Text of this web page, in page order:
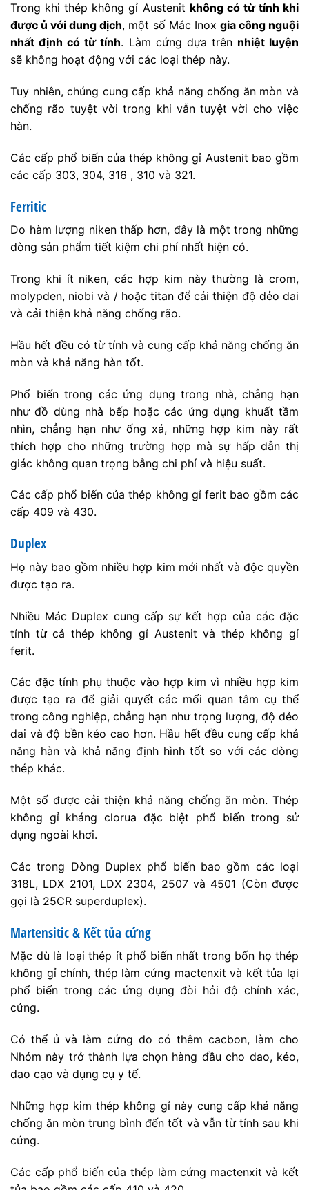
Trong khi thép không gỉ Austenit không có từ tính khi
được ủ với dung dịch, một số Mác Inox gia công nguội
nhất định có từ tính. Làm cứng dựa trên nhiệt luyện
sẽ không hoạt động với các loại thép này.
Tuy nhiên, chúng cung cấp khả năng chống ăn mòn và
chống rão tuyệt vời trong khi vẫn tuyệt vời cho việc
hàn.
Các cấp phổ biến của thép không gỉ Austenit bao gồm
các cấp 303, 304, 316 , 310 và 321.
Ferritic
Do hàm lượng niken thấp hơn, đây là một trong những
dòng sản phẩm tiết kiệm chi phí nhất hiện có.
Trong khi ít niken, các hợp kim này thường là crom,
molypden, niobi và / hoặc titan để cải thiện độ dẻo dai
và cải thiện khả năng chống rão.
Hầu hết đều có từ tính và cung cấp khả năng chống ăn
mòn và khả năng hàn tốt.
Phổ biến trong các ứng dụng trong nhà, chẳng hạn
như đồ dùng nhà bếp hoặc các ứng dụng khuất tầm
nhìn, chẳng hạn như ống xả, những hợp kim này rất
thích hợp cho những trường hợp mà sự hấp dẫn thị
giác không quan trọng bằng chi phí và hiệu suất.
Các cấp phổ biến của thép không gỉ ferit bao gồm các
cấp 409 và 430.
Duplex
Họ này bao gồm nhiều hợp kim mới nhất và độc quyền
được tạo ra.
Nhiều Mác Duplex cung cấp sự kết hợp của các đặc
tính từ cả thép không gỉ Austenit và thép không gỉ
ferit.
Các đặc tính phụ thuộc vào hợp kim vì nhiều hợp kim
được tạo ra để giải quyết các mối quan tâm cụ thể
trong công nghiệp, chẳng hạn như trọng lượng, độ dẻo
dai và độ bền kéo cao hơn. Hầu hết đều cung cấp khả
năng hàn và khả năng định hình tốt so với các dòng
thép khác.
Một số được cải thiện khả năng chống ăn mòn. Thép
không gỉ kháng clorua đặc biệt phổ biến trong sử
dụng ngoài khơi.
Các trong Dòng Duplex phổ biến bao gồm các loại
318L, LDX 2101, LDX 2304, 2507 và 4501 (Còn được
gọi là 25CR superduplex).
Martensitic & Kết tủa cứng
Mặc dù là loại thép ít phổ biến nhất trong bốn họ thép
không gỉ chính, thép làm cứng mactenxit và kết tủa lại
phổ biến trong các ứng dụng đòi hỏi độ chính xác,
cứng.
Có thể ủ và làm cứng do có thêm cacbon, làm cho
Nhóm này trở thành lựa chọn hàng đầu cho dao, kéo,
dao cạo và dụng cụ y tế.
Những hợp kim thép không gỉ này cung cấp khả năng
chống ăn mòn trung bình đến tốt và vẫn từ tính sau khi
cứng.
Các cấp phổ biến của thép làm cứng mactenxit và kết